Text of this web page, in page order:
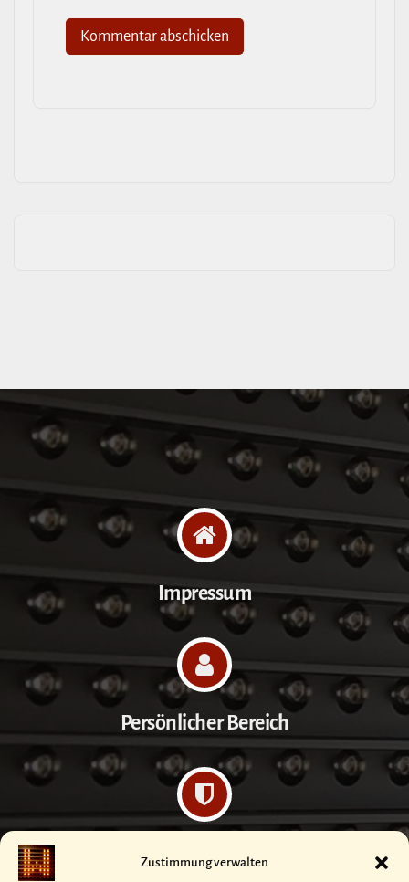
Zustimmung verwalten
Impressum
Persönlicher Bereich
Datenschutzerklärung